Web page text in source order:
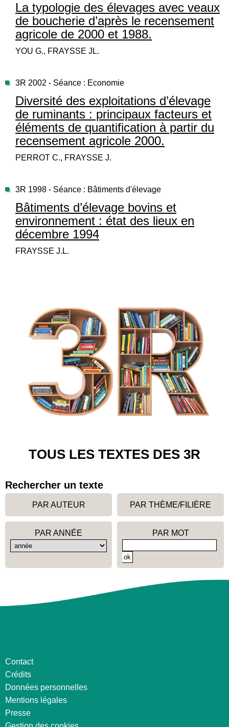
La typologie des élevages avec veaux
de boucherie d’après le recensement
agricole de 2000 et 1988.
YOU G., FRAYSSE JL.
3R 2002 - Séance : Economie
Diversité des exploitations d’élevage
de ruminants : principaux facteurs et
éléments de quantification à partir du
recensement agricole 2000.
PERROT C., FRAYSSE J.
3R 1998 - Séance : Bâtiments d'élevage
Bâtiments d’élevage bovins et
environnement : état des lieux en
décembre 1994
FRAYSSE J.L.
TOUS LES TEXTES DES 3R
Rechercher un texte
PAR AUTEUR PAR THÈME/FILIÈRE
PAR ANNÉE PAR MOT
Contact
Crédits
Données personnelles
Mentions légales
Presse